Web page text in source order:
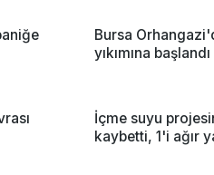
Bursa
yıkımına başlandı
İçme suyu
kaybetti, 1'i ağır